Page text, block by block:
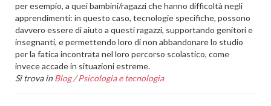
per esempio, a quei bambini/ragazzi che hanno difficoltà negli
apprendimenti: in questo caso, tecnologie specifiche, possono
davvero essere di aiuto a questi ragazzi, supportando genitori e
insegnanti, e permettendo loro di non abbandonare lo studio
per la fatica incontrata nel loro percorso scolastico, come
invece accade in situazioni estreme.
Si trova in Blog /Psicologia e tecnologia